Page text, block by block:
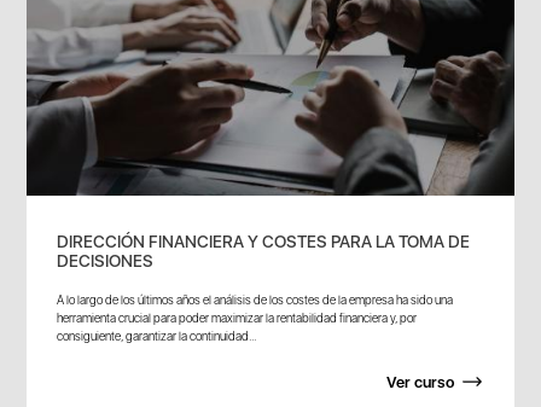
DIRECCIÓN FINANCIERA Y COSTES PARA LA TOMA DE
DECISIONES
A lo largo de los últimos años el análisis de los costes de la empresa ha sido una
herramienta crucial para poder maximizar la rentabilidad financiera y, por
consiguiente, garantizar la continuidad...
Ver curso